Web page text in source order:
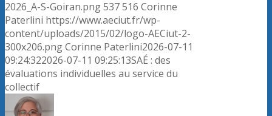
2026_A-S-Goiran.png537516 Corinne
Paterlini https://www.aeciut.fr/wp-
content/uploads/2015/02/logo-AECiut-2-
300x206.pngCorinne Paterlini2026-07-11
09:24:322026-07-11 09:25:13SAÉ : des
évaluations individuelles au service du
collectif